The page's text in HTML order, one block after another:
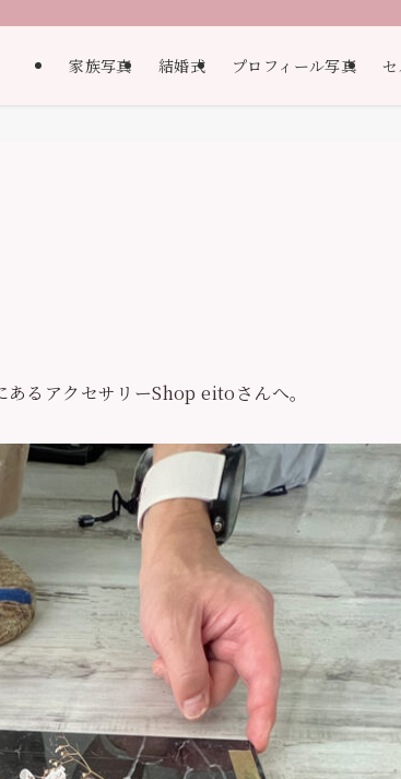
家族写真 結婚式 プロフィール写真
るアクセサリーShop eitoさんへ。